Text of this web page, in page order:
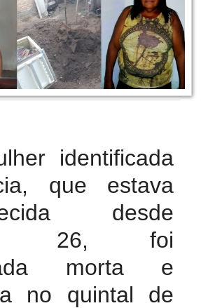
identificada
que estava
desde
26, foi
morta e
no quintal de